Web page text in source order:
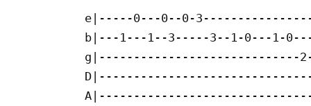
e|-----0---0--0-
b|---1---1--3-----3--1-0---1-
g|-----------------------------2-